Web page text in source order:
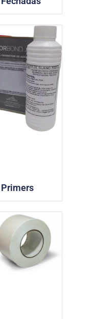
Primers